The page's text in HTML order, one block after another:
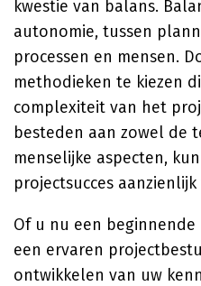
kwestie van balans.
autonomie, tussen
processen en mensen.
methodieken te kiezen
complexiteit van het
besteden aan zowel de
menselijke aspecten,
projectsucces
Of u nu een
een ervaren
ontwikkelen van uw